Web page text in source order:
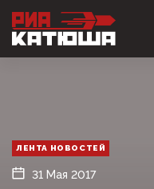
ЛЕНТА НОВОСТЕЙ
31 Мая 2017